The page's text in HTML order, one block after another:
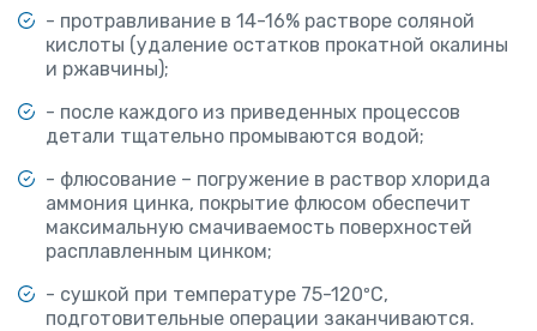
- протравливание в 14-16% растворе соляной
кислоты (удаление остатков прокатной окалины
и ржавчины);
- после каждого из приведенных процессов
детали тщательно промываются водой;
- флюсование – погружение в раствор хлорида
аммония цинка, покрытие флюсом обеспечит
максимальную смачиваемость поверхностей
расплавленным цинком;
- сушкой при температуре 75-120ºС,
подготовительные операции заканчиваются.